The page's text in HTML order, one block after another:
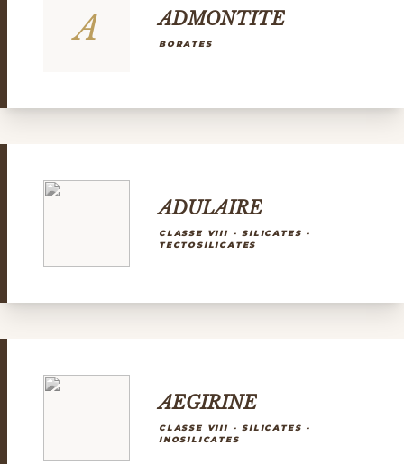
A ADMONTITE
BORATES
ADULAIRE
CLASSE VIII - SILICATES -
TECTOSILICATES
AEGIRINE
CLASSE VIII - SILICATES -
INOSILICATES